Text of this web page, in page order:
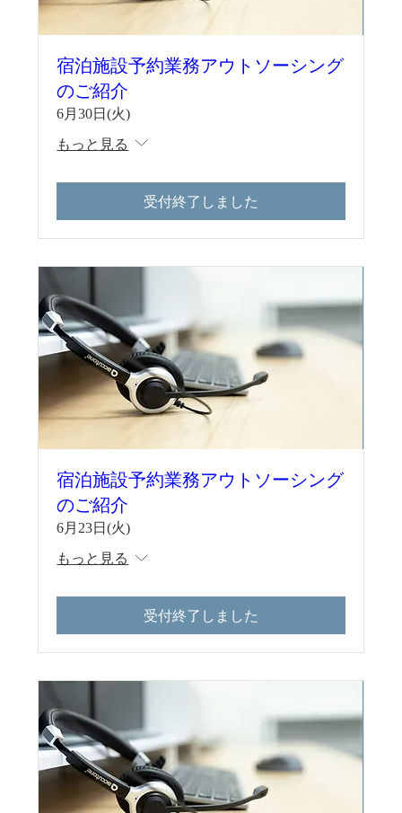
宿泊施設予約業務アウトソーシング
のご紹介
6月30日(火)
もっと見る
受付終了しました
宿泊施設予約業務アウトソーシング
のご紹介
6月23日(火)
もっと見る
受付終了しました